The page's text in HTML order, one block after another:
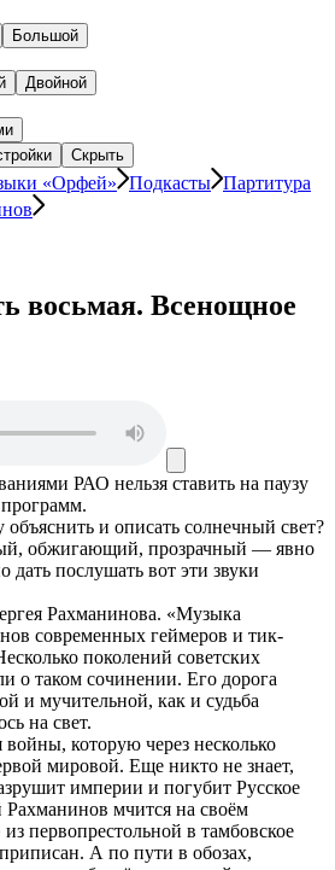
Большой
Двойной
Скрыть
«Орфей» Подкасты Партитура
восьмая. Всенощное
РАО нельзя ставить на паузу
объяснить и описать солнечный свет?
обжигающий, прозрачный — явно
дать послушать вот эти звуки
Рахманинова. «Музыка
современных геймеров и тик-
поколений советских
о таком сочинении. Его дорога
и мучительной, как и судьба
на свет.
которую через несколько
мировой. Еще никто не знает,
империи и погубит Русское
Рахманинов мчится на своём
первопрестольной в тамбовское
А по пути в обозах,